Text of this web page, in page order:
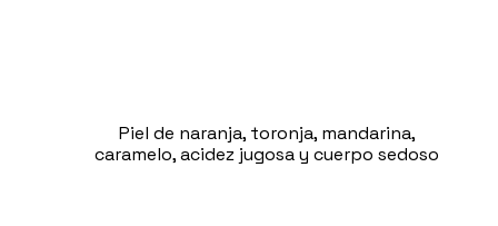
Piel de naranja, toronja, mandarina,
caramelo, acidez jugosa y cuerpo sedoso